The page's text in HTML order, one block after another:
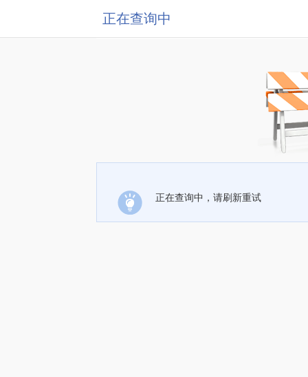
正在查询中
正在查询中，请刷新重试